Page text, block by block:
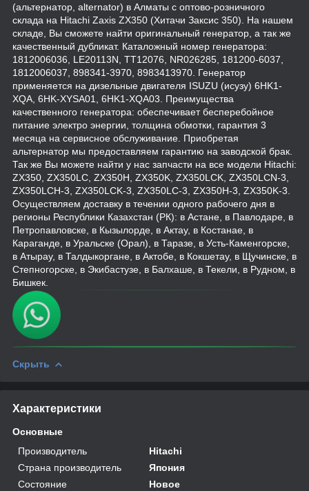
(альтернатор, alternator) в Алматы с оптово-розничного
склада на Hitachi Zaxis ZX350 (Хитачи Заксис 350). На нашем
складе, Вы сможете найти оригинальный генератор, а так же
качественный дубликат. Каталожный номер генератора:
1812006036, LE20113N, TT12076, NR026285, 181200-6037,
1812006037, 898341-3970, 8983413970. Генератор
применяется на дизельные двигателя ISUZU (исузу) 6HK1-
XQA, 6HK-XYSA01, 6HK1-XQA03. Преимущества
качественного генератора: обеспечивает бесперебойное
питание электро энергии, толщина обмотки, гарантия 3
месяца на сервисное обслуживание. Приобретая
альтернатор мы предоставляем гарантию на заводской брак.
Так же Вы можете найти у нас запчасти на все модели Hitachi:
ZX350, ZX350LC, ZX350H, ZX350K, ZX350LCK, ZX350LCN-3,
ZX350LCH-3, ZX350LCK-3, ZX350LC-3, ZX350H-3, ZX350K-3.
Осуществляем доставку в течении одного рабочего дня в
регионы Республики Казахстан (РК): в Астане, в Павлодаре, в
Петропавловске, в Кызылорде, в Актау, в Костанае, в
Караганде, в Уральске (Орал), в Таразе, в Усть-Каменгорске,
в Атырау, в Талдыкоргане, в Актобе, в Кокшетау, в Щучинске, в
Степногорске, в Экибастузе, в Балхаше, в Текели, в Рудном, в
Бишкек.
Скрыть
Характеристики
Основные
Производитель
Hitachi
Страна производитель
Япония
Состояние
Новое